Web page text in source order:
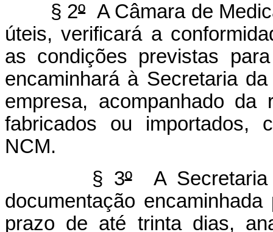
§ 2ºA Câmara de
úteis, verificará a
as condições previstas
encaminhará à Secretaria
empresa, acompanhado
fabricados ou importados,
NCM.
§ 3ºA Secretaria
documentação
prazo de até trinta dias,